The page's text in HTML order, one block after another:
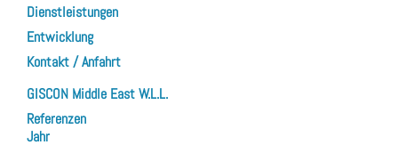
Dienstleistungen
Entwicklung
Kontakt / Anfahrt
GISCON Middle East W.L.L.
Referenzen
Jahr